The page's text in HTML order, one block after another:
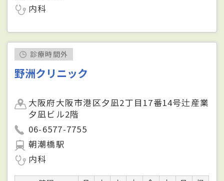
内科
診療時間外
野洲クリニック
大阪府大阪市港区夕凪2丁目17番14号辻産業
夕凪ビル2階
06-6577-7755
朝潮橋駅
内科